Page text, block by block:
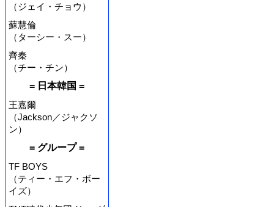
（ジェイ・チョウ）
蘇慧倫
（ターシー・スー）
齊秦
（チー・チン）
= 日本韓国 =
王嘉爾
（Jackson／ジャクソ
ン）
= グループ =
TF BOYS
（ティー・エフ・ボー
イズ）